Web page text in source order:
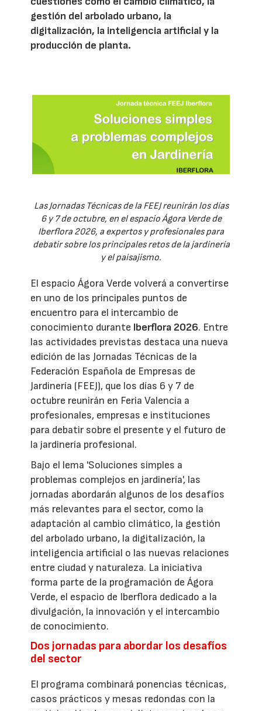
gestión del arbolado urbano, la
digitalización, la inteligencia artificial y la
producción de planta.
Las Jornadas Técnicas de la FEEJ reunirán los días
6 y 7 de octubre, en el espacio Ágora Verde de
Iberflora 2026, a expertos y profesionales para
debatir sobre los principales retos de la jardinería
y el paisajismo.
El espacio Ágora Verde volverá a convertirse
en uno de los principales puntos de
encuentro para el intercambio de
conocimiento durante Iberflora 2026. Entre
las actividades previstas destaca una nueva
edición de las Jornadas Técnicas de la
Federación Española de Empresas de
Jardinería (FEEJ), que los días 6 y 7 de
octubre reunirán en Feria Valencia a
profesionales, empresas e instituciones
para debatir sobre el presente y el futuro de
la jardinería profesional.
Bajo el lema 'Soluciones simples a
problemas complejos en jardinería', las
jornadas abordarán algunos de los desafíos
más relevantes para el sector, como la
adaptación al cambio climático, la gestión
del arbolado urbano, la digitalización, la
inteligencia artificial o las nuevas relaciones
entre ciudad y naturaleza. La iniciativa
forma parte de la programación de Ágora
Verde, el espacio de Iberflora dedicado a la
divulgación, la innovación y el intercambio
de conocimiento.
Dos jornadas para abordar los desafíos
del sector
El programa combinará ponencias técnicas,
casos prácticos y mesas redondas con la